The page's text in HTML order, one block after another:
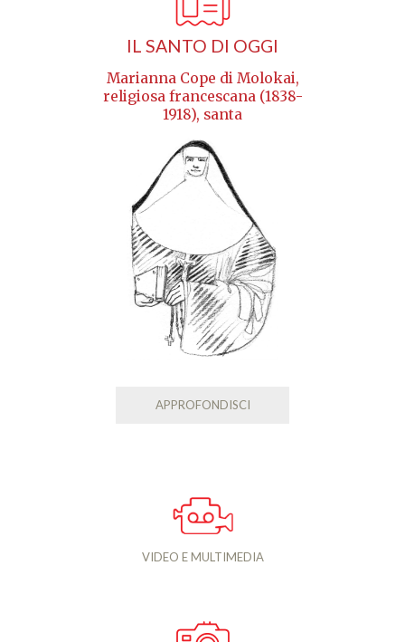
IL SANTO DI OGGI
Marianna Cope di Molokai,
religiosa francescana (1838-
1918), santa
APPROFONDISCI
VIDEO E MULTIMEDIA